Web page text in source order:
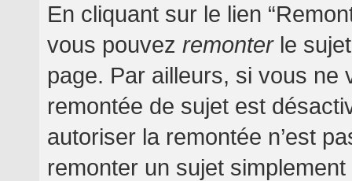
En cliquant sur le lien
vous pouvez remonterle
page. Par ailleurs, si vous ne
remontée de sujet est
autoriser la remontée n’est
remonter un sujet